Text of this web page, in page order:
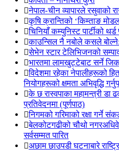
नेपाल-चीन व्यापारले रसुवाको
कृषि क्रान्तिको ‘किम्ताङ
चिनियाँ कम्युनिस्ट पार्टीको
काउन्सिल नै नबोले कसले
सेभेन स्टार टेलिभिजनको
भारतमा लामखुट्टेबाट सर्ने
विदेशमा रहेका नेपालीहरूको
नियोगहरूको क्षमता अभिवृद्धि
के छ रास्वपाका महामन्त्री डा
प्रतिवेदनमा (पूर्णपाठ)
निगमको गरिमाको रक्षा गर्ने
बेलकोटगढीको चौथो
सर्वसम्मत पारित
अछाम छाउपडी घटनाबारे